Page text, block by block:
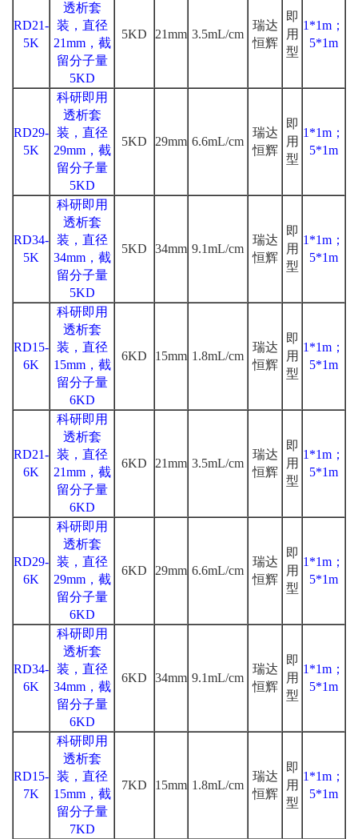
RD21-
5K
透析套
装，直径
21mm，截
留分子量
5KD
5KD 21mm 3.5mL/cm
瑞达
恒辉
即
用
型
1*1m；
5*1m
RD29-
5K
科研即用
透析套
装，直径
29mm，截
留分子量
5KD
5KD 29mm 6.6mL/cm
瑞达
恒辉
即
用
型
1*1m；
5*1m
RD34-
5K
科研即用
透析套
装，直径
34mm，截
留分子量
5KD
5KD 34mm 9.1mL/cm
瑞达
恒辉
即
用
型
1*1m；
5*1m
RD15-
6K
科研即用
透析套
装，直径
15mm，截
留分子量
6KD
6KD 15mm 1.8mL/cm
瑞达
恒辉
即
用
型
1*1m；
5*1m
RD21-
6K
科研即用
透析套
装，直径
21mm，截
留分子量
6KD
6KD 21mm 3.5mL/cm
瑞达
恒辉
即
用
型
1*1m；
5*1m
RD29-
6K
科研即用
透析套
装，直径
29mm，截
留分子量
6KD
6KD 29mm 6.6mL/cm
瑞达
恒辉
即
用
型
1*1m；
5*1m
RD34-
6K
科研即用
透析套
装，直径
34mm，截
留分子量
6KD
6KD 34mm 9.1mL/cm
瑞达
恒辉
即
用
型
1*1m；
5*1m
RD15-
7K
科研即用
透析套
装，直径
15mm，截
留分子量
7KD
7KD 15mm 1.8mL/cm
瑞达
恒辉
即
用
型
1*1m；
5*1m